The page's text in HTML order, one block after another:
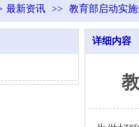
最新资讯 >> 教育部启动实
详细内容